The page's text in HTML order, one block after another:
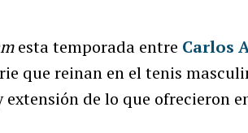
esta temporada entre Carlos
que reinan en el tenis
de lo que ofrecieron